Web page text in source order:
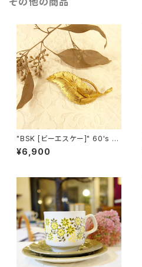
"BSK [ビーエスケー]" 60's カ
ットワーク葉っぱモチーフ ヴィン
¥6,900